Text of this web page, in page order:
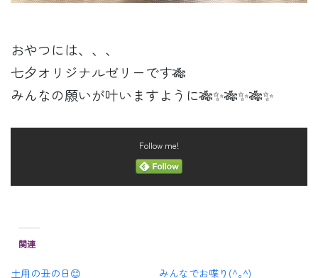
おやつには、、、
七夕オリジナルゼリーです🎋
みんなの願いが叶いますように🎋✨🎋✨🎋✨
Follow me!
関連
土用の丑の日😊
みんなでお喋り(^｡^)